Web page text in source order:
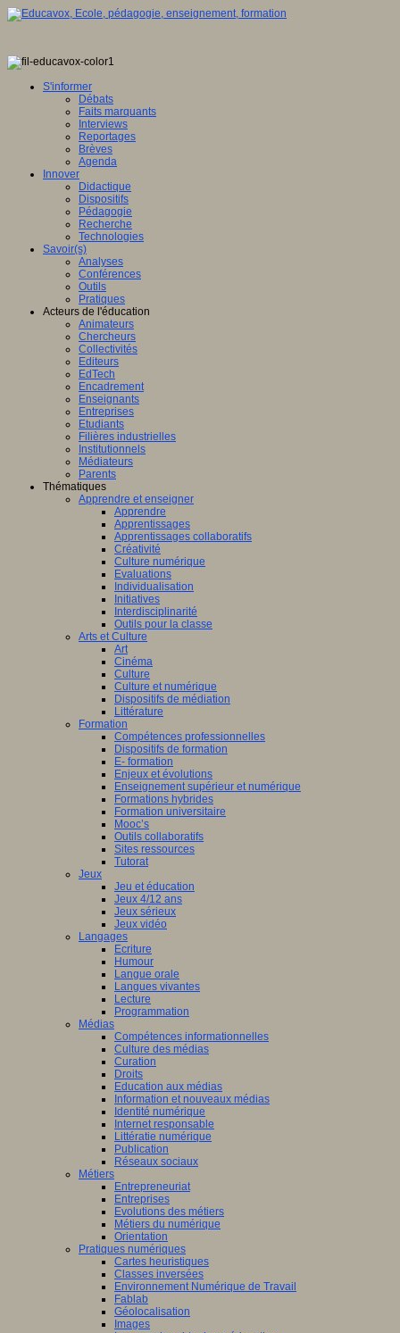
S'informer
Débats
Faits marquants
Interviews
Reportages
Brèves
Agenda
Innover
Didactique
Dispositifs
Pédagogie
Recherche
Technologies
Savoir(s)
Analyses
Conférences
Outils
Pratiques
Acteurs de l'éducation
Animateurs
Chercheurs
Collectivités
Editeurs
EdTech
Encadrement
Enseignants
Entreprises
Etudiants
Filières industrielles
Institutionnels
Médiateurs
Parents
Thématiques
Apprendre et enseigner
Apprendre
Apprentissages
Apprentissages collaboratifs
Créativité
Culture numérique
Evaluations
Individualisation
Initiatives
Interdisciplinarité
Outils pour la classe
Arts et Culture
Art
Cinéma
Culture
Culture et numérique
Dispositifs de médiation
Littérature
Formation
Compétences professionnelles
Dispositifs de formation
E- formation
Enjeux et évolutions
Enseignement supérieur et numérique
Formations hybrides
Formation universitaire
Mooc’s
Outils collaboratifs
Sites ressources
Tutorat
Jeux
Jeu et éducation
Jeux 4/12 ans
Jeux sérieux
Jeux vidéo
Langages
Ecriture
Humour
Langue orale
Langues vivantes
Lecture
Programmation
Médias
Compétences informationnelles
Culture des médias
Curation
Droits
Education aux médias
Information et nouveaux médias
Identité numérique
Internet responsable
Littératie numérique
Publication
Réseaux sociaux
Métiers
Entrepreneuriat
Entreprises
Evolutions des métiers
Métiers du numérique
Orientation
Pratiques numériques
Cartes heuristiques
Classes inversées
Environnement Numérique de Travail
Fablab
Géolocalisation
Images